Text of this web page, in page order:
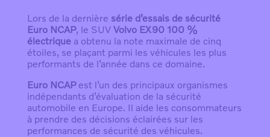
Lors de la dernière série d’essais de sécurité
Euro NCAP, le SUV Volvo EX90 100 %
électriquea obtenu la note maximale de cinq
étoiles, se plaçant parmi les véhicules les plus
performants de l’année dans ce domaine.
Euro NCAPest l’un des principaux organismes
indépendants d’évaluation de la sécurité
automobile en Europe. Il aide les consommateurs
à prendre des décisions éclairées sur les
performances de sécurité des véhicules.